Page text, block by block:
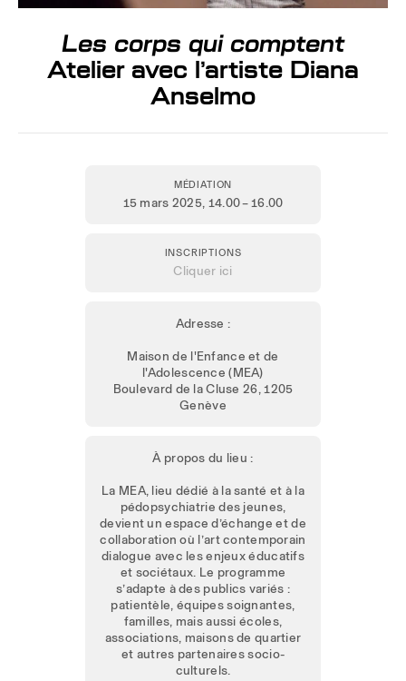
Les corps qui comptent
Atelier avec l’artiste Diana
Anselmo
MÉDIATION
15 mars 2025, 14.00 – 16.00
INSCRIPTIONS
Cliquer ici
Adresse :
Maison de l'Enfance et de
l'Adolescence (MEA)
Boulevard de la Cluse 26, 1205
Genève
À propos du lieu :
La MEA, lieu dédié à la santé et à la
pédopsychiatrie des jeunes,
devient un espace d’échange et de
collaboration où l’art contemporain
dialogue avec les enjeux éducatifs
et sociétaux. Le programme
s’adapte à des publics variés :
patientèle, équipes soignantes,
familles, mais aussi écoles,
associations, maisons de quartier
et autres partenaires socio-
culturels.